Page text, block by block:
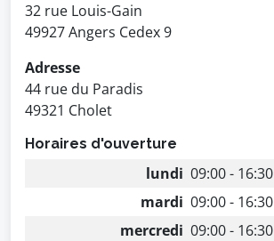
32 rue Louis-Gain
49927 Angers Cedex 9
Adresse
44 rue du Paradis
49321 Cholet
Horaires d'ouverture
lundi 09:00 - 16:30
mardi 09:00 - 16:30
mercredi 09:00 - 16:30